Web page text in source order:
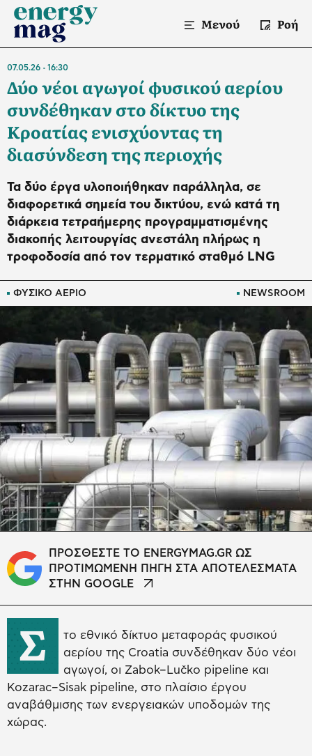
Μενού Ροή
ΦΥΣΙΚΟ ΑΕΡΙΟ NEWSROOM
07.05.26 16:30
Δύο νέοι αγωγοί φυσικού αερίου
συνδέθηκαν στο δίκτυο της
Κροατίας ενισχύοντας τη
διασύνδεση της περιοχής
Τα δύο έργα υλοποιήθηκαν παράλληλα, σε
διαφορετικά σημεία του δικτύου, ενώ κατά τη
διάρκεια τετραήμερης προγραμματισμένης
διακοπής λειτουργίας ανεστάλη πλήρως η
τροφοδοσία από τον τερματικό σταθμό LNG
ΠΡΟΣΘΕΣΤΕ ΤΟ ENERGYMAG.GR ΩΣ
ΠΡΟΤΙΜΩΜΕΝΗ ΠΗΓΗ ΣΤΑ ΑΠΟΤΕΛΕΣΜΑΤΑ
ΣΤΗΝ GOOGLE
Σ
το εθνικό δίκτυο μεταφοράς φυσικού
αερίου της Croatia συνδέθηκαν δύο νέοι
αγωγοί, οι Zabok–Lučko pipeline και
Kozarac–Sisak pipeline, στο πλαίσιο έργου
αναβάθμισης των ενεργειακών υποδομών της
χώρας.